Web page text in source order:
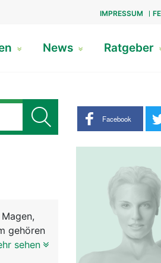
IMPRESSUM
News Ratgeber
Share buttons
Facebook
gehören
Nahrung
sehen